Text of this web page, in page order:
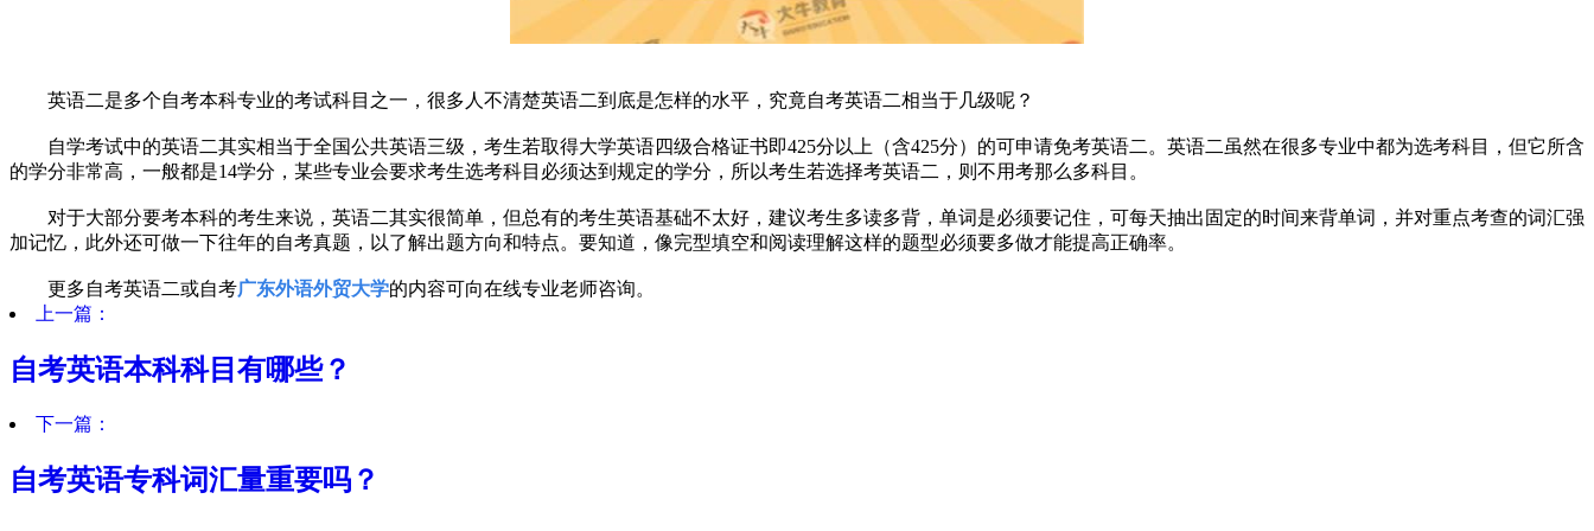
英语二是多个自考本科专业的考试科目之一，很多人不清楚英语二到底是怎样的水平，究竟自考英语二相当于几级呢？
自学考试中的英语二其实相当于全国公共英语三级，考生若取得大学英语四级合格证书即425分以上（含425分）的可申请免考英语二。英语二虽然在很多专业中都为选考科目，但它所含
的学分非常高，一般都是14学分，某些专业会要求考生选考科目必须达到规定的学分，所以考生若选择考英语二，则不用考那么多科目。
对于大部分要考本科的考生来说，英语二其实很简单，但总有的考生英语基础不太好，建议考生多读多背，单词是必须要记住，可每天抽出固定的时间来背单词，并对重点考查的词汇强
加记忆，此外还可做一下往年的自考真题，以了解出题方向和特点。要知道，像完型填空和阅读理解这样的题型必须要多做才能提高正确率。
更多自考英语二或自考广东外语外贸大学的内容可向在线专业老师咨询。
上一篇：
自考英语本科科目有哪些？
下一篇：
自考英语专科词汇量重要吗？